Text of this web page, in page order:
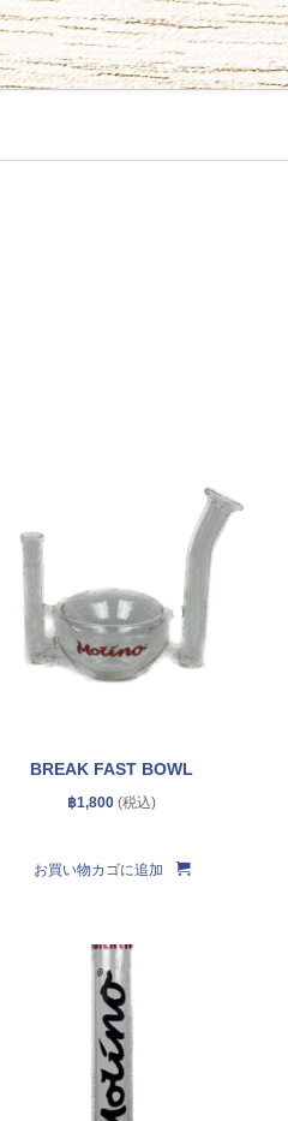
コラム 私たちについて
BREAK FAST BOWL
฿1,800
お買い物カゴに追加